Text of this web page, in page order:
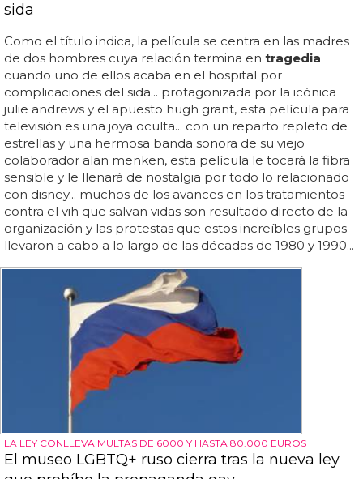
sida
Como el título indica, la película se centra en las madres
de dos hombres cuya relación termina en tragedia
cuando uno de ellos acaba en el hospital por
complicaciones del sida... protagonizada por la icónica
julie andrews y el apuesto hugh grant, esta película para
televisión es una joya oculta... con un reparto repleto de
estrellas y una hermosa banda sonora de su viejo
colaborador alan menken, esta película le tocará la fibra
sensible y le llenará de nostalgia por todo lo relacionado
con disney... muchos de los avances en los tratamientos
contra el vih que salvan vidas son resultado directo de la
organización y las protestas que estos increíbles grupos
llevaron a cabo a lo largo de las décadas de 1980 y 1990...
LA LEY CONLLEVA MULTAS DE 6000 Y HASTA 80.000 EUROS
El museo LGBTQ+ ruso cierra tras la nueva ley